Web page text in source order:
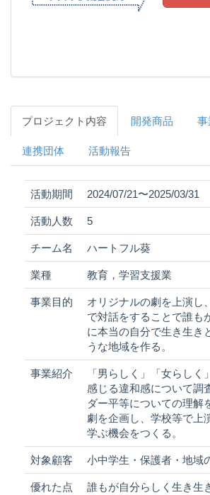
プロジェクト内容 開発商品 事
連携団体 活動報告
活動期間 2024/07/21〜2025/03/31
活動人数 5
チーム名 ハートフル葵
業種 教育，学習支援業
事業目的
オリジナルの劇を上演し
で対話をすることで誰も
に本当の自分で生き生き
うな地域を作る。
事業紹介
「男らしく」「女らしく
感じる違和感について調
ダー平等についての理解
劇を企画し、学校等で上
学ぶ機会をつくる。
対象顧客 小中学生・保護者・地域
優れた点
誰もが自分らしく生き生